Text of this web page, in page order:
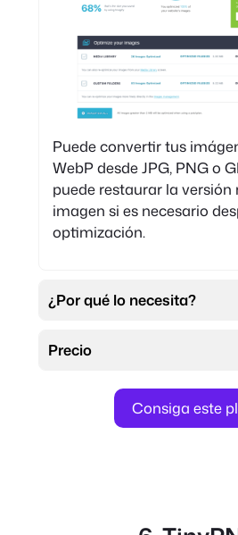
Puede convertir tus
WebP desde JPG, PNG o
puede restaurar la versión
imagen si es necesario
optimización.
¿Por qué lo necesita?
Precio
Consiga este